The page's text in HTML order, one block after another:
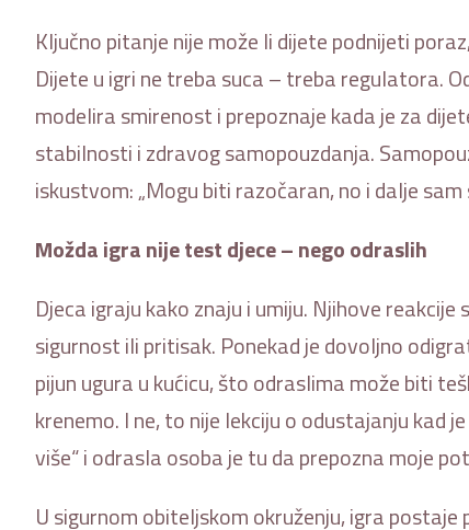
Ključno pitanje nije može li dijete podnijeti
Dijete u igri ne treba suca – treba regulatora.
modelira smirenost i prepoznaje kada je za
stabilnosti i zdravog samopouzdanja.
iskustvom: „Mogu biti razočaran, no i dalje sam
Možda igra nije test djece – nego odraslih
Djeca igraju kako znaju i umiju. Njihove
sigurnost ili pritisak. Ponekad je dovoljno
pijun ugura u kućicu, što odraslima može biti
krenemo. I ne, to nije lekciju o odustajanju kad
više“ i odrasla osoba je tu da prepozna moje
U sigurnom obiteljskom okruženju, igra